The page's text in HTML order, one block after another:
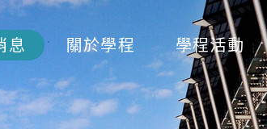
息 關於學程 學程活動